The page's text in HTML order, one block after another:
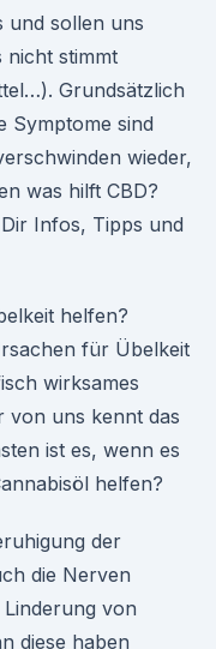
und sollen uns
nicht stimmt
Grundsätzlich
Symptome sind
wieder,
was hilft CBD?
Infos, Tipps und
helfen?
für Übelkeit
wirksames
von uns kennt das
ist es, wenn es
helfen?
der
die Nerven
von
diese haben